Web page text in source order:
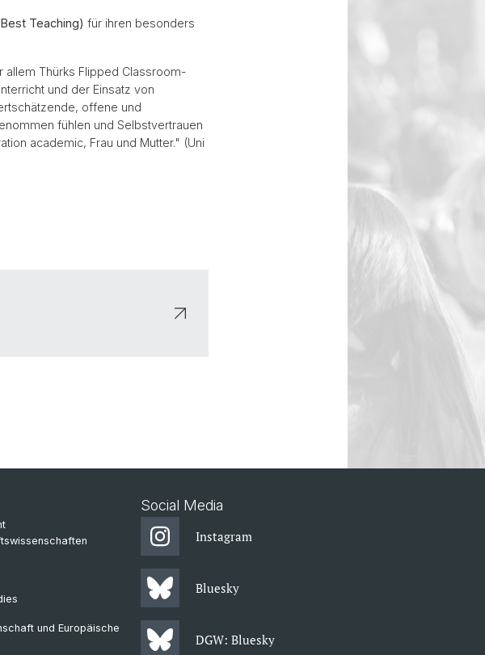
Teaching) für ihren besonders
Thürks Flipped Classroom-
und der Einsatz von
offene und
fühlen und Selbstvertrauen
academic, Frau und Mutter." (Uni
und Europäische
Social Media
Instagram
Bluesky
DGW: Bluesky